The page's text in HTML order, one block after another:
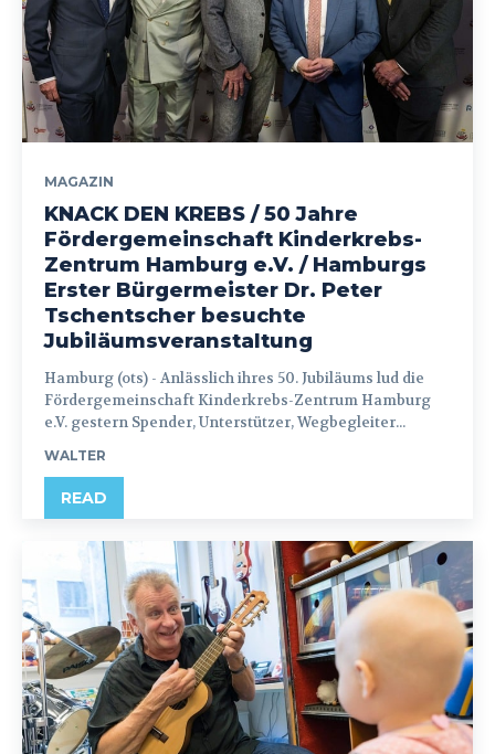
MAGAZIN
KNACK DEN KREBS / 50 Jahre
Fördergemeinschaft Kinderkrebs-
Zentrum Hamburg e.V. / Hamburgs
Erster Bürgermeister Dr. Peter
Tschentscher besuchte
Jubiläumsveranstaltung
Hamburg (ots) - Anlässlich ihres 50. Jubiläums lud die
Fördergemeinschaft Kinderkrebs-Zentrum Hamburg
e.V. gestern Spender, Unterstützer, Wegbegleiter...
WALTER
READ